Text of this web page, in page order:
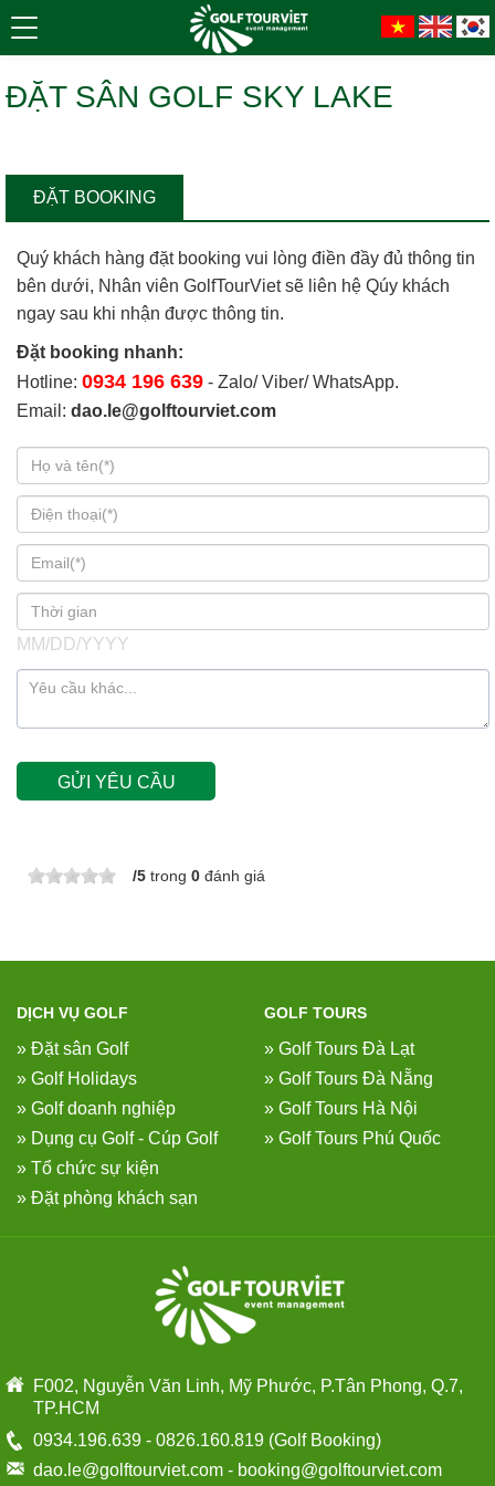
ĐẶT SÂN GOLF SKY LAKE
ĐẶT BOOKING
Quý khách hàng đặt booking vui lòng điền đầy đủ thông tin
bên dưới, Nhân viên GolfTourViet sẽ liên hệ Qúy khách
ngay sau khi nhận được thông tin.
Đặt booking nhanh:
Hotline: 0934 196 639 - Zalo/ Viber/ WhatsApp.
Email: dao.le@golftourviet.com
MM/DD/YYYY
/5 trong 0 đánh giá
DỊCH VỤ GOLF
» Đặt sân Golf
» Golf Holidays
» Golf doanh nghiệp
» Dụng cụ Golf - Cúp Golf
» Tổ chức sự kiện
» Đặt phòng khách sạn
GOLF TOURS
» Golf Tours Đà Lạt
» Golf Tours Đà Nẵng
» Golf Tours Hà Nội
» Golf Tours Phú Quốc
F002, Nguyễn Văn Linh, Mỹ Phước, P.Tân Phong, Q.7,
TP.HCM
0934.196.639 - 0826.160.819 (Golf Booking)
dao.le@golftourviet.com - booking@golftourviet.com